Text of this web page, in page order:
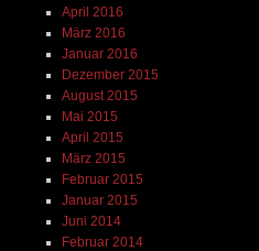
April 2016
März 2016
Januar 2016
Dezember 2015
August 2015
Mai 2015
April 2015
März 2015
Februar 2015
Januar 2015
Juni 2014
Februar 2014